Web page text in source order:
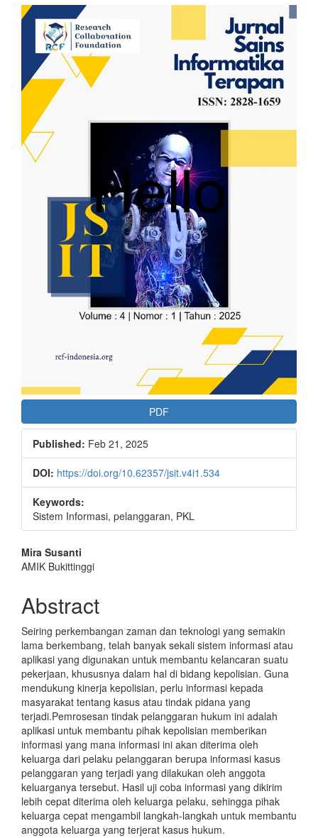
Article
Sidebar
PDF
Published: Feb 21, 2025
DOI: https://doi.org/10.62357/jsit.v4i1.534
Keywords:
Sistem Informasi, pelanggaran, PKL
Main
Article
Content
Mira Susanti
AMIK Bukittinggi
Abstract
Seiring perkembangan zaman dan teknologi yang semakin
lama berkembang, telah banyak sekali sistem informasi atau
aplikasi yang digunakan untuk membantu kelancaran suatu
pekerjaan, khususnya dalam hal di bidang kepolisian. Guna
mendukung kinerja kepolisian, perlu informasi kepada
masyarakat tentang kasus atau tindak pidana yang
terjadi.Pemrosesan tindak pelanggaran hukum ini adalah
aplikasi untuk membantu pihak kepolisian memberikan
informasi yang mana informasi ini akan diterima oleh
keluarga dari pelaku pelanggaran berupa informasi kasus
pelanggaran yang terjadi yang dilakukan oleh anggota
keluarganya tersebut. Hasil uji coba informasi yang dikirim
lebih cepat diterima oleh keluarga pelaku, sehingga pihak
keluarga cepat mengambil langkah-langkah untuk membantu
anggota keluarga yang terjerat kasus hukum.